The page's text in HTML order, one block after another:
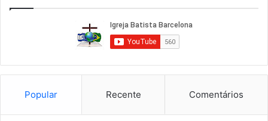
Popular Recente Comentários